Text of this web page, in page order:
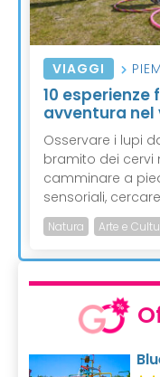
VIAGGI
10
avventura nel
Osservare i lupi
bramito dei cervi
camminare a
sensoriali,
Natura Arte e